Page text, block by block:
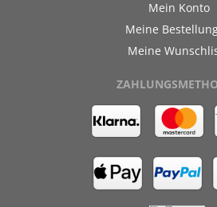
Mein Konto
Meine
Meine